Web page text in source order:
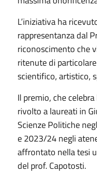
L’iniziativa ha
rappresentanza dal
riconoscimento che
ritenute di
scientifico, artistico,
Il premio, che
rivolto a laureati in
Scienze Politiche
e 2023/24 negli
affrontato nella tesi
del prof. Capotosti.